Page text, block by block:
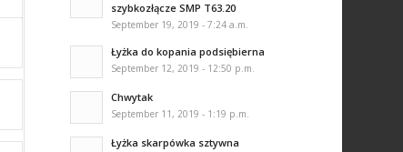
szybkozłącze SMP T63.20
September 19, 2019 - 7:24 a.m.
Łyżka do kopania podsiębierna
September 12, 2019 - 12:50 p.m.
Chwytak
September 11, 2019 - 1:19 p.m.
Łyżka skarpówka sztywna